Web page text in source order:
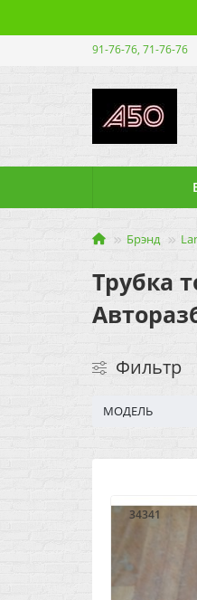
91-76-76, 71-76-76
Брэнд
Трубка
Фильтр
МОДЕЛЬ
34341